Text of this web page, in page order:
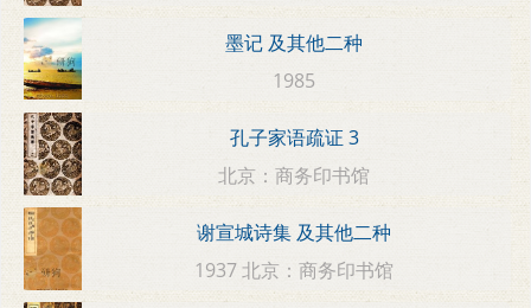
墨记 及其他二种
1985
孔子家语疏证 3
北京：商务印书馆
谢宣城诗集 及其他二种
1937 北京：商务印书馆